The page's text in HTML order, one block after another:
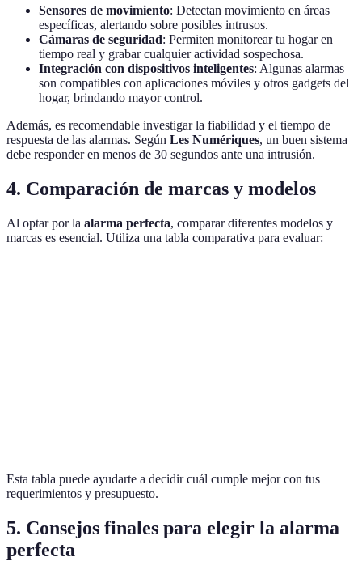
Sensores de movimiento: Detectan movimiento en áreas
específicas, alertando sobre posibles intrusos.
Cámaras de seguridad: Permiten monitorear tu hogar en
tiempo real y grabar cualquier actividad sospechosa.
Integración con dispositivos inteligentes: Algunas alarmas
son compatibles con aplicaciones móviles y otros gadgets del
hogar, brindando mayor control.
Además, es recomendable investigar la fiabilidad y el tiempo de
respuesta de las alarmas. Según Les Numériques, un buen sistema
debe responder en menos de 30 segundos ante una intrusión.
4. Comparación de marcas y modelos
Al optar por la alarma perfecta, comparar diferentes modelos y
marcas es esencial. Utiliza una tabla comparativa para evaluar:
Esta tabla puede ayudarte a decidir cuál cumple mejor con tus
requerimientos y presupuesto.
5. Consejos finales para elegir la alarma
perfecta